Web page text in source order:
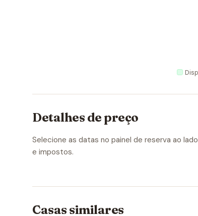
Detalhes de preço
Selecione as datas no painel de reserva ao
e impostos.
Casas similares